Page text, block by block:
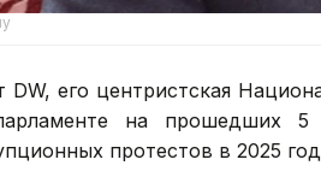
его центристская
на прошедших 5
протестов в 2025